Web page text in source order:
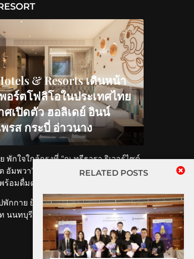
RELATED POSTS
& Resorts เดินหน้า
อร์ตโฟลิโอในประเทศไทย
ศเปิดตัว ฮอลิเดย์ อินน์
พรส กระบี่ อ่าวนาง
พักใจใกล้กรุงที่ “ณ ทรีธารา ริเวอร์ไซด์
อัมพวา” สัมผัสวิถีริมน้ำ ตักบาตรรับ
ร้อมดื่มด่ำเสน่ห์สมุทรสงคราม
พักกาย ย้อนเวลาไปพักใจที่ ‘ทับขวัญ
นนทบุรี’ เสน่ห์เรือนไทยโบราณใกล้แค่